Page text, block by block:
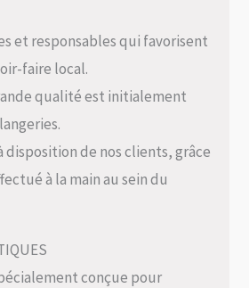
et responsables qui favorisent
faire local.
qualité est initialement
disposition de nos clients, grâce
à la main au sein du
conçue pour